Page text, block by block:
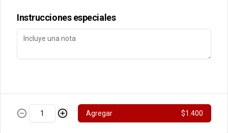
Instrucciones especiales
Agregar $1.400